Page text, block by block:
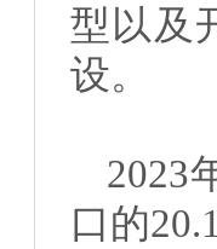
型以及
设。
2023
口的